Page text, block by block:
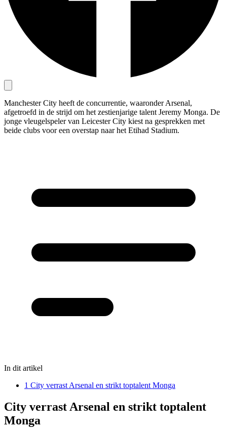
Manchester City heeft de concurrentie, waaronder Arsenal,
afgetroefd in de strijd om het zestienjarige talent Jeremy Monga. De
jonge vleugelspeler van Leicester City kiest na gesprekken met
beide clubs voor een overstap naar het Etihad Stadium.
In dit artikel
1 City verrast Arsenal en strikt toptalent Monga
City verrast Arsenal en strikt toptalent
Monga